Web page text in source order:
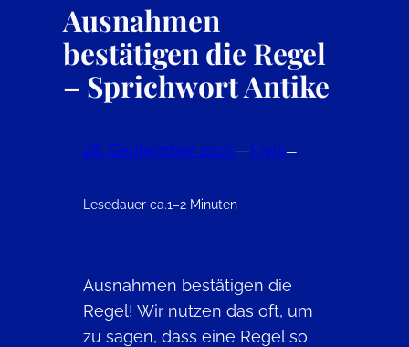
Ausnahmen
bestätigen die Regel
– Sprichwort Antike
28. September 2025—Livia—
Lesedauer ca.1–2 Minuten
Ausnahmen bestätigen die
Regel! Wir nutzen das oft, um
zu sagen, dass eine Regel so